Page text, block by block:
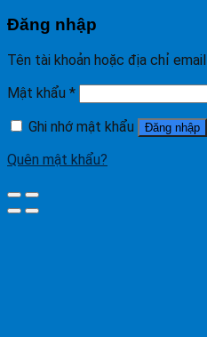
Đăng nhập
Tên tài khoản hoặc địa chỉ email
Mật khẩu *
Ghi nhớ mật khẩu
Đăng nhập
Quên mật khẩu?